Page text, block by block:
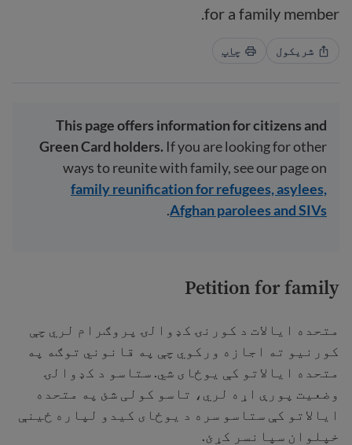
for a family member.
شریکول چاپ
This page offers information for citizens and
Green Card holders. If you are looking for other
ways to reunite with family, see our page on
family reunification for refugees, asylees,
Afghan parolees and SIVs
.
Petition for family
متحده ایالات د کورنۍ کډوالۍ پروګرام لري چې
کورنیو ته اجازه ورکوي چې په قانوني توګه په
متحده ایالاتو کې یوځای شي. ستاسو د کډوالۍ
وضعیت پورې اړه لري، تاسو کولی شئ په متحده
ایالاتو کې ستاسو سره د یوځای کیدو لپاره ځینې
خپلوان سپانسر کړئ.